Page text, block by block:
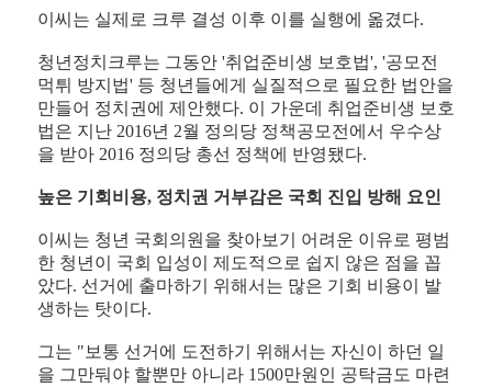
이씨는 실제로 크루 결성 이후 이를 실행에 옮겼다.
청년정치크루는 그동안 '취업준비생 보호법', '공모전
먹튀 방지법' 등 청년들에게 실질적으로 필요한 법안을
만들어 정치권에 제안했다. 이 가운데 취업준비생 보호
법은 지난 2016년 2월 정의당 정책공모전에서 우수상
을 받아 2016 정의당 총선 정책에 반영됐다.
높은 기회비용, 정치권 거부감은 국회 진입 방해 요인
이씨는 청년 국회의원을 찾아보기 어려운 이유로 평범
한 청년이 국회 입성이 제도적으로 쉽지 않은 점을 꼽
았다. 선거에 출마하기 위해서는 많은 기회 비용이 발
생하는 탓이다.
그는 "보통 선거에 도전하기 위해서는 자신이 하던 일
을 그만둬야 할뿐만 아니라 1500만원인 공탁금도 마련